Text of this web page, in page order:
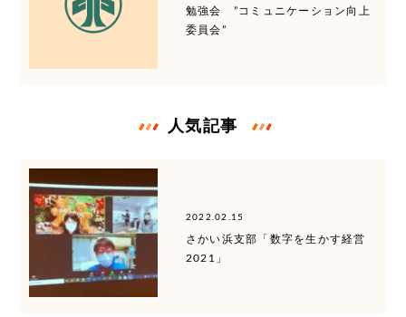
勉強会 ”コミュニケーション向上
委員会”
人気記事
2022.02.15
さかい浜支部「数字を生かす経営
2021」